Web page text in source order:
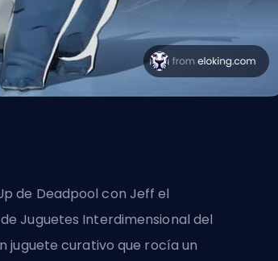
de Deadpool con Jeff el
Juguetes Interdimensional del
juguete curativo que rocía un